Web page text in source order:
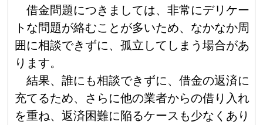
借金問題につきましては、非常にデリケー
トな問題が絡むことが多いため、なかなか周
囲に相談できずに、孤立してしまう場合があ
ります。
結果、誰にも相談できずに、借金の返済に
充てるため、さらに他の業者からの借り入れ
を重ね、返済困難に陥るケースも少なくあり